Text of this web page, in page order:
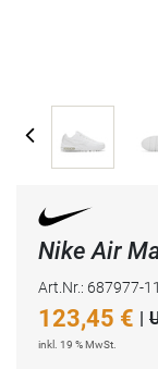
Nike Air
Art.Nr.: 687977-
123,45 € |
inkl. 19 % MwSt.